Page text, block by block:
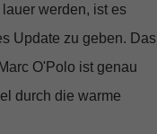
werden, ist es
Update zu geben. Das
O'Polo ist genau
durch die warme